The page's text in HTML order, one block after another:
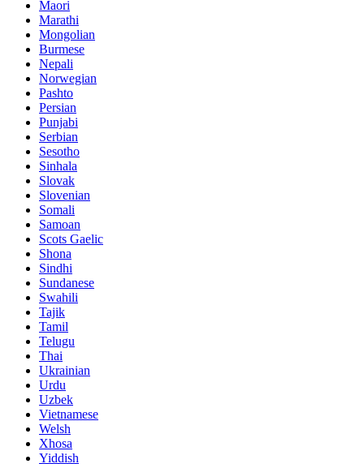
Maori
Marathi
Mongolian
Burmese
Nepali
Norwegian
Pashto
Persian
Punjabi
Serbian
Sesotho
Sinhala
Slovak
Slovenian
Somali
Samoan
Scots Gaelic
Shona
Sindhi
Sundanese
Swahili
Tajik
Tamil
Telugu
Thai
Ukrainian
Urdu
Uzbek
Vietnamese
Welsh
Xhosa
Yiddish